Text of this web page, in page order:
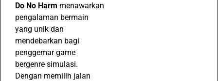
Do No Harm menawarkan
pengalaman bermain
yang unik dan
mendebarkan bagi
penggemar game
bergenre simulasi.
Dengan memilih jalan